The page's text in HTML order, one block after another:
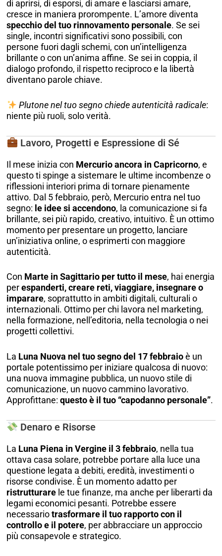
di aprirsi, di esporsi, di amare e lasciarsi amare,
cresce in maniera prorompente. L’amore diventa
specchio del tuo rinnovamento personale. Se sei
single, incontri significativi sono possibili, con
persone fuori dagli schemi, con un’intelligenza
brillante o con un’anima affine. Se sei in coppia, il
dialogo profondo, il rispetto reciproco e la libertà
diventano parole chiave.
Plutone nel tuo segno chiede autenticità radicale:
niente più ruoli, solo verità.
Lavoro, Progetti e Espressione di Sé
Il mese inizia con Mercurio ancora in Capricorno, e
questo ti spinge a sistemare le ultime incombenze o
riflessioni interiori prima di tornare pienamente
attivo. Dal 5 febbraio, però, Mercurio entra nel tuo
segno: le idee si accendono, la comunicazione si fa
brillante, sei più rapido, creativo, intuitivo. È un ottimo
momento per presentare un progetto, lanciare
un’iniziativa online, o esprimerti con maggiore
autenticità.
Con Marte in Sagittario per tutto il mese, hai energia
perespanderti, creare reti, viaggiare, insegnare o
imparare, soprattutto in ambiti digitali, culturali o
internazionali. Ottimo per chi lavora nel marketing,
nella formazione, nell’editoria, nella tecnologia o nei
progetti collettivi.
La Luna Nuova nel tuo segno del 17 febbraioè un
portale potentissimo per iniziare qualcosa di nuovo:
una nuova immagine pubblica, un nuovo stile di
comunicazione, un nuovo cammino lavorativo.
Approfittane:questo è il tuo “capodanno personale”.
Denaro e Risorse
La Luna Piena in Vergine il 3 febbraio, nella tua
ottava casa solare, potrebbe portare alla luce una
questione legata a debiti, eredità, investimenti o
risorse condivise. È un momento adatto per
ristrutturare le tue finanze, ma anche per liberarti da
legami economici pesanti. Potrebbe essere
necessariotrasformare il tuo rapporto con il
controllo e il potere, per abbracciare un approccio
più consapevole e strategico.